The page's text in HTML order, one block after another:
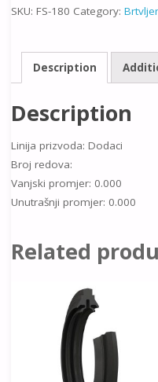
SKU: FS-180 Category:
Description
Description
Linija prizvoda: Dodaci
Broj redova:
Vanjski promjer: 0.000
Unutrašnji promjer: 0.000
Related